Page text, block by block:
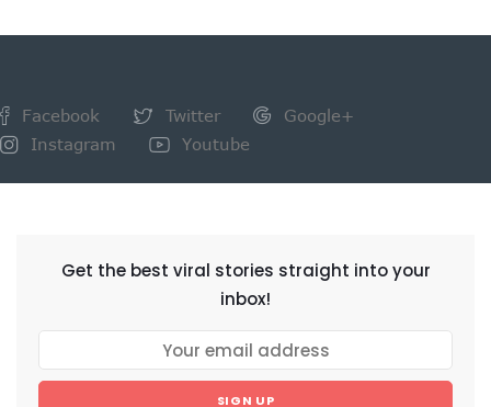
Facebook Twitter
Google+
Instagram
Youtube
Get the best viral stories straight into your
inbox!
SIGN UP